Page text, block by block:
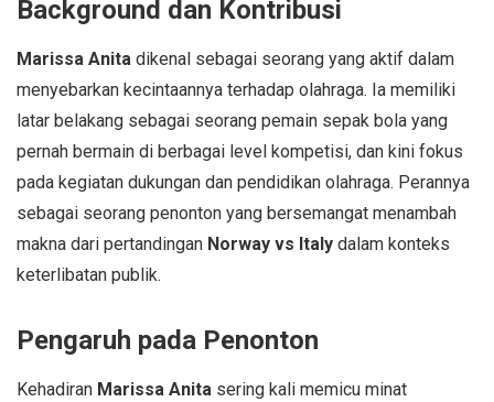
Background dan Kontribusi
Marissa Anita dikenal sebagai seorang yang aktif dalam
menyebarkan kecintaannya terhadap olahraga. Ia memiliki
latar belakang sebagai seorang pemain sepak bola yang
pernah bermain di berbagai level kompetisi, dan kini fokus
pada kegiatan dukungan dan pendidikan olahraga. Perannya
sebagai seorang penonton yang bersemangat menambah
makna dari pertandingan Norway vs Italy dalam konteks
keterlibatan publik.
Pengaruh pada Penonton
Kehadiran Marissa Anita sering kali memicu minat